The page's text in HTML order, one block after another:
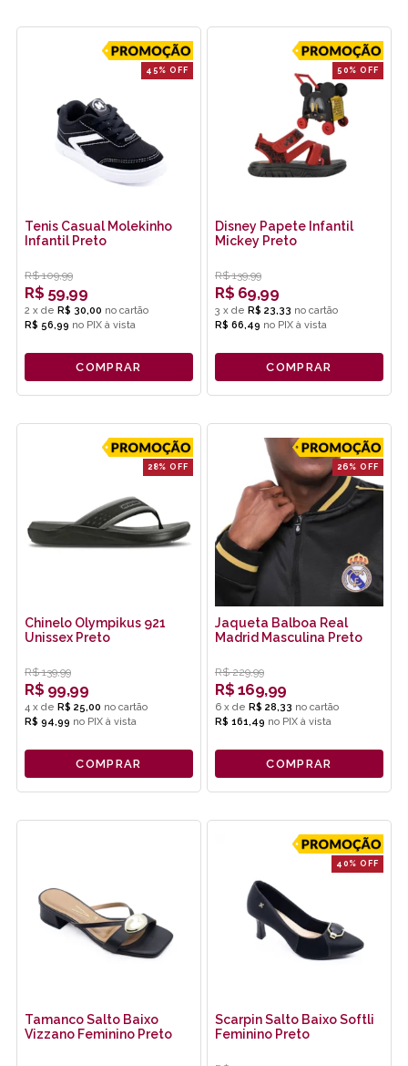
45% OFF
Tenis Casual Molekinho
Infantil Preto
R$ 109,99
R$ 59,99
2 x de R$ 30,00
R$ 56,99 no PIX
COMPRAR
50% OFF
Disney Papete Infantil
Mickey Preto
R$ 139,99
R$ 69,99
3 x de R$ 23,33
R$ 66,49 no PIX
COMPRAR
28% OFF
Chinelo Olympikus 921
Unissex Preto
R$ 139,99
R$ 99,99
4 x de R$ 25,00
R$ 94,99 no PIX
COMPRAR
26% OFF
Jaqueta Balboa Real
Madrid Masculina Preto
R$ 229,99
R$ 169,99
6 x de R$ 28,33
R$ 161,49 no PIX
COMPRAR
Tamanco Salto Baixo
Vizzano Feminino Preto
40% OFF
Scarpin Salto Baixo Softli
Feminino Preto